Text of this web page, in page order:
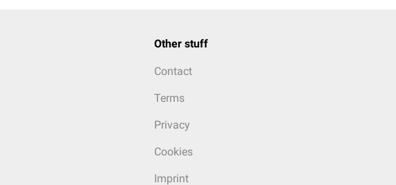
Other stuff
Contact
Terms
Privacy
Cookies
Imprint